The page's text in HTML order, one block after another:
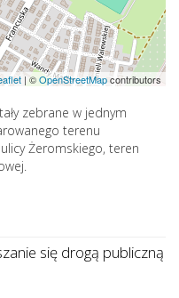
| ©OpenStreetMapcontributors
zebrane w jednym
terenu
Żeromskiego, teren
się drogą publiczną